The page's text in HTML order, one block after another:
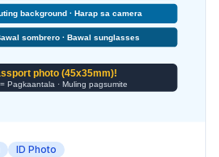
ID Photo